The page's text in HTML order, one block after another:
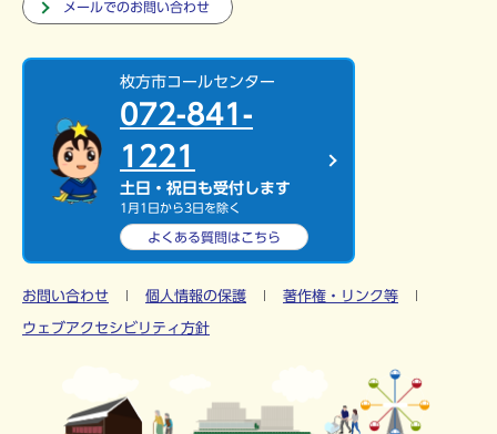
メールでのお問い合わせ
枚方市コールセンター
072-841-
1221
土日・祝日も受付します
1月1日から3日を除く
よくある質問はこちら
お問い合わせ 個人情報の保護 著作権・リンク等
ウェブアクセシビリティ方針